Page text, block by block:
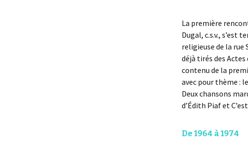
La première
Dugal, c.s.v., s’est
religieuse de la rue
déjà tirés des
contenu de la
avec pour thème :
Deux chansons
d’Édith Piaf et
De 1964 à 1974